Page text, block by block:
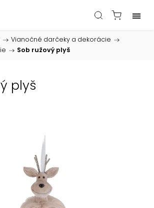
/ Vianočné darčeky a dekorácie /
/ Sob ružový plyš
plyš